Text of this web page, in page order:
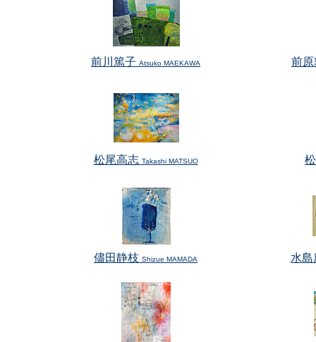
前川篤子 Atsuko MAEKAWA 前
松尾高志 Takashi MATSUO
儘田静枝 Shizue MAMADA 水